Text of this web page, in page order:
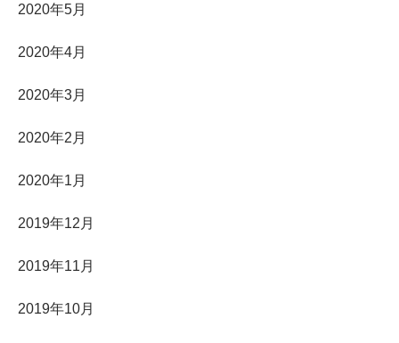
2020年5月
2020年4月
2020年3月
2020年2月
2020年1月
2019年12月
2019年11月
2019年10月